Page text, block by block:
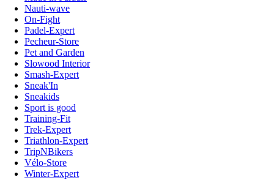
Nauti-wave
On-Fight
Padel-Expert
Pecheur-Store
Pet and Garden
Slowood Interior
Smash-Expert
Sneak'In
Sneakids
Sport is good
Training-Fit
Trek-Expert
Triathlon-Expert
TripNBikers
Vélo-Store
Winter-Expert